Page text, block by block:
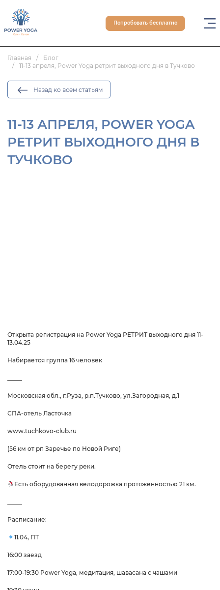
Попробовать бесплатно
Главная
Блог
11-13 апреля, Power Yoga ретрит выходного дня в Тучково
Назад ко всем статьям
11-13 АПРЕЛЯ, POWER YOGA
РЕТРИТ ВЫХОДНОГО ДНЯ В
ТУЧКОВО
Открыта регистрация на Power Yoga РЕТРИТ выходного дня 11-
13.04.25
Набирается группа 16 человек
Московская обл., г.Руза, р.п.Тучково, ул.Загородная, д.1
СПА-отель Ласточка
www.tuchkovo-club.ru
(56 км от рп Заречье по Новой Риге)
Отель стоит на берегу реки.
Есть оборудованная велодорожка протяженностью 21 км.
Расписание:
11.04, ПТ
16:00 заезд
17:00-19:30 Power Yoga, медитация, шавасана с чашами